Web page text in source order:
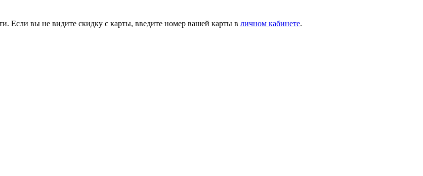
Если вы не видите скидку с карты, введите номер вашей карты в личном кабинете.